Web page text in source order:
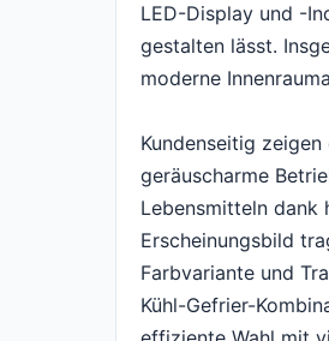
LED-Display und -
gestalten lässt.
moderne
Kundenseitig
geräuscharme
Lebensmitteln dank
Erscheinungsbild
Farbvariante und
Kühl-Gefrier-